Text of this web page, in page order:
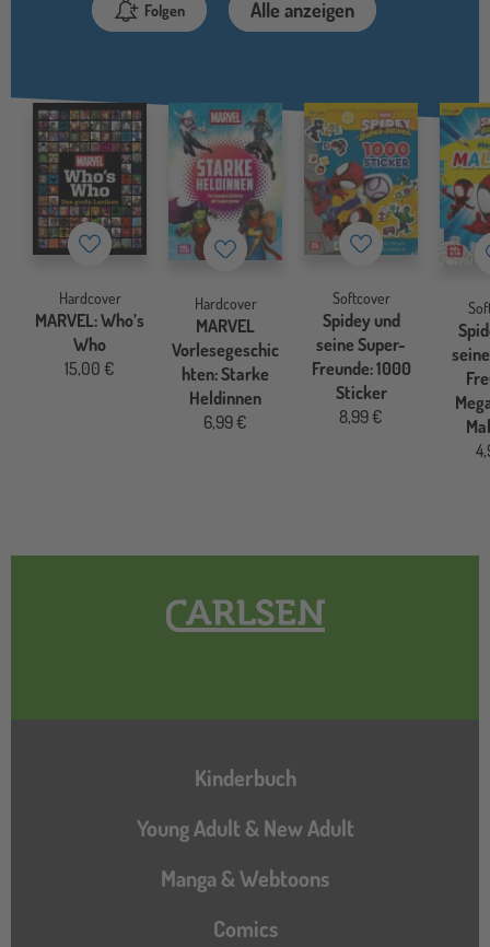
Folgen Alle anzeigen
Merkzettel
Hardcover
MARVEL: Who’s
Who
15,00 €
Merkzettel
Hardcover
MARVEL
Vorlesegeschic
hten: Starke
Heldinnen
6,99 €
Merkzettel
Softcover
Spidey und
seine Super-
Freunde: 1000
Sticker
8,99 €
Hauptnavigation
Kinderbuch
Young Adult & New Adult
Manga & Webtoons
Comics